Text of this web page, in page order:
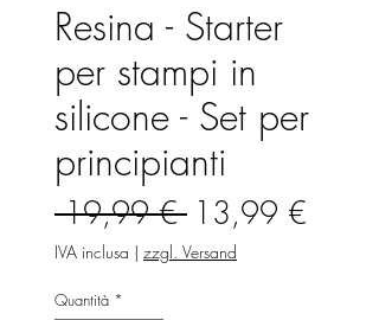
Resina - Starter
per stampi in
silicone - Set per
principianti
19,99 € Prezzo
regolare
13,99 €
IVA inclusa | zzgl. Versand
Quantità *